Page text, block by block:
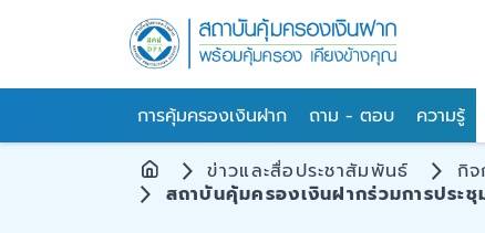
การคุ้มครองเงินฝาก ถาม - ตอบ ความรู้
ข่าวและสื่อประชาสัมพันธ์
กิจ
สถาบันคุ้มครองเงินฝากร่วมการประ